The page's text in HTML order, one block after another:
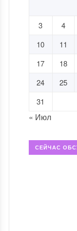
3
4
10
11
17
18
24
25
31
« Июл
СЕЙЧАС